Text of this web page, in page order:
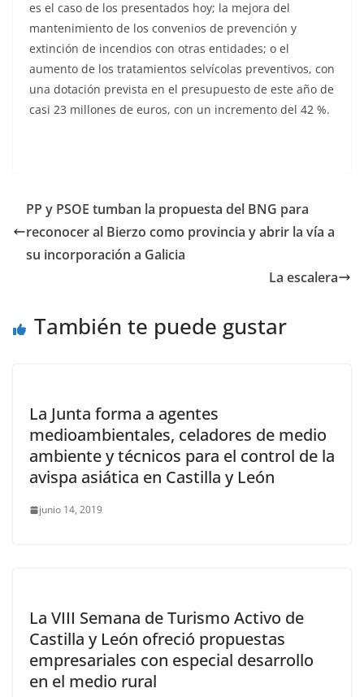
es el caso de los presentados hoy; la mejora del
mantenimiento de los convenios de prevención y
extinción de incendios con otras entidades; o el
aumento de los tratamientos selvícolas preventivos, con
una dotación prevista en el presupuesto de este año de
casi 23 millones de euros, con un incremento del 42 %.
PP y PSOE tumban la propuesta del BNG para
reconocer al Bierzo como provincia y abrir la vía a
su incorporación a Galicia
La escalera
También te puede gustar
La Junta forma a agentes
medioambientales, celadores de medio
ambiente y técnicos para el control de la
avispa asiática en Castilla y León
junio 14, 2019
La VIII Semana de Turismo Activo de
Castilla y León ofreció propuestas
empresariales con especial desarrollo
en el medio rural